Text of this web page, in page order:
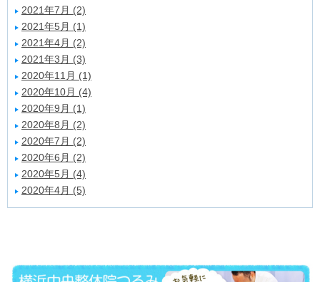
2021年7月 (2)
2021年5月 (1)
2021年4月 (2)
2021年3月 (3)
2020年11月 (1)
2020年10月 (4)
2020年9月 (1)
2020年8月 (2)
2020年7月 (2)
2020年6月 (2)
2020年5月 (4)
2020年4月 (5)